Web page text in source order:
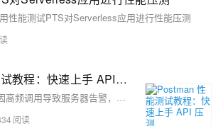
性能测试PTS对Serverless应用进行性能压测
Postman 性能测试教程：快速上手 API 压测
本文介绍API上线后因高频调用导致服务器告警，通过Postman与Apifox进行压力测试排查性能瓶颈。对比两款工具在批量请求、断言验证、可视化报告等方面的优劣，探讨API性能优化策略及行业未来发展方向。